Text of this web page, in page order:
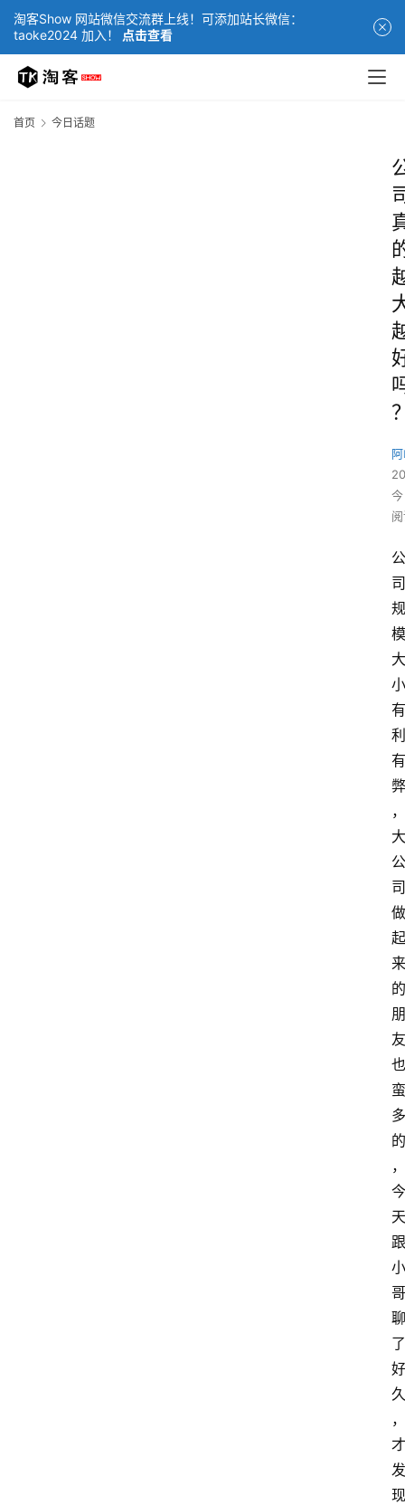
淘客Show 网站微信交流群上线！可添加站长微信：
taoke2024 加入！
点击查看
首页 今日话题
公
司
规
模
大
小
有
利
有
弊
，
大
公
司
做
起
来
的
朋
友
也
蛮
多
的
，
今
天
跟
小
哥
聊
了
好
久
，
才
发
现